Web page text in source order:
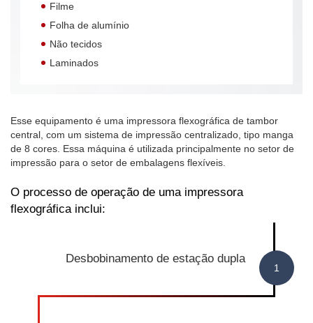
Filme
Folha de alumínio
Não tecidos
Laminados
Esse equipamento é uma impressora flexográfica de tambor
central, com um sistema de impressão centralizado, tipo manga
de 8 cores. Essa máquina é utilizada principalmente no setor de
impressão para o setor de embalagens flexíveis.
O processo de operação de uma impressora
flexográfica inclui:
Desbobinamento de estação dupla